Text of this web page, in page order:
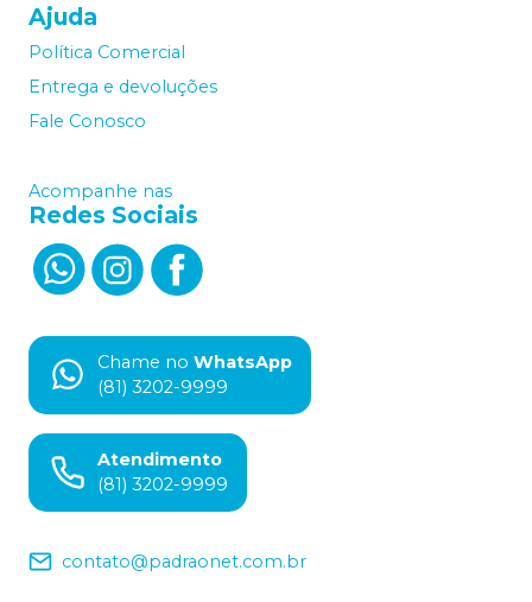
Ajuda
Política Comercial
Entrega e devoluções
Fale Conosco
Acompanhe nas
Redes Sociais
Chame no WhatsApp
(81) 3202-9999
Atendimento
(81) 3202-9999
contato@padraonet.com.br